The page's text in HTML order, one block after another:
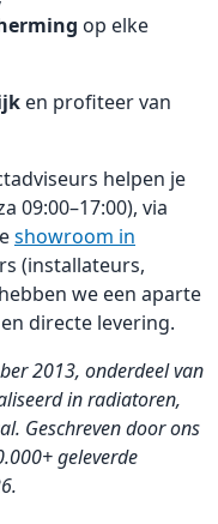
op elke
en profiteer van
helpen je
09:00–17:00), via
showroom in
(installateurs,
we een aparte
directe levering.
2013, onderdeel van
in radiatoren,
Geschreven door ons
geleverde